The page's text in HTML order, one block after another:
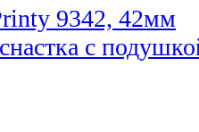
9342, 42мм
с